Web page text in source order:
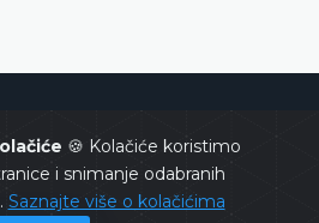
🍪 Kolačiće koristimo
i snimanje odabranih
Saznajte više o kolačićima